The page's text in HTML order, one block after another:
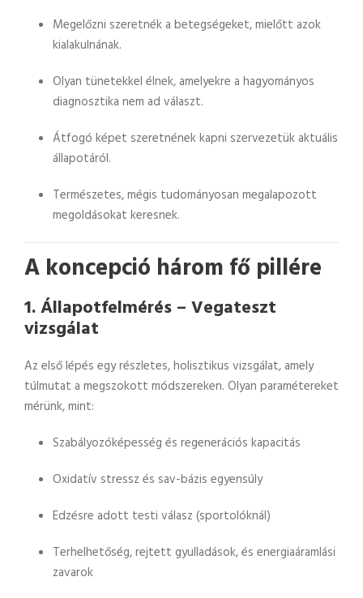
Megelőzni szeretnék a betegségeket, mielőtt azok
kialakulnának.
Olyan tünetekkel élnek, amelyekre a hagyományos
diagnosztika nem ad választ.
Átfogó képet szeretnének kapni szervezetük aktuális
állapotáról.
Természetes, mégis tudományosan megalapozott
megoldásokat keresnek.
A koncepció három fő pillére
1.Állapotfelmérés – Vegateszt
vizsgálat
Az első lépés egy részletes, holisztikus vizsgálat, amely
túlmutat a megszokott módszereken. Olyan paramétereket
mérünk, mint:
Szabályozóképesség és regenerációs kapacitás
Oxidatív stressz és sav-bázis egyensúly
Edzésre adott testi válasz (sportolóknál)
Terhelhetőség, rejtett gyulladások, és energiaáramlási
zavarok